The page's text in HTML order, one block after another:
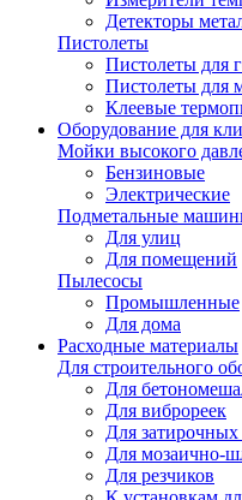
Детекторы
Пистолеты
Пистолеты для
Пистолеты для
Клеевые
Оборудование для
Мойки высокого
Бензиновые
Электрические
Подметальные
Для улиц
Для помещений
Пылесосы
Промышленные
Для дома
Расходные материалы
Для строительного
Для
Для виброреек
Для
Для мозаично-
Для резчиков